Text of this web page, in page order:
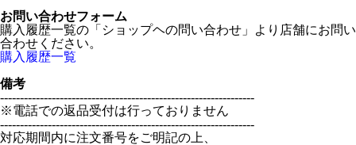
お問い合わせフォーム
購入履歴一覧の「ショップヘの問い合わせ」より店舗にお問い
合わせください。
購入履歴一覧
備考
----------------------------------------------------------------
※電話での返品受付は行っておりません
----------------------------------------------------------------
対応期間内に注文番号をご明記の上、